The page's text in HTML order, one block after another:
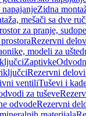
Zidna
mešači sa dve
za pranje,
Rezervni
modeli za
Zaptivke
Rezervni
ventiliTuševi i
za tuševe
odvodeRezervni